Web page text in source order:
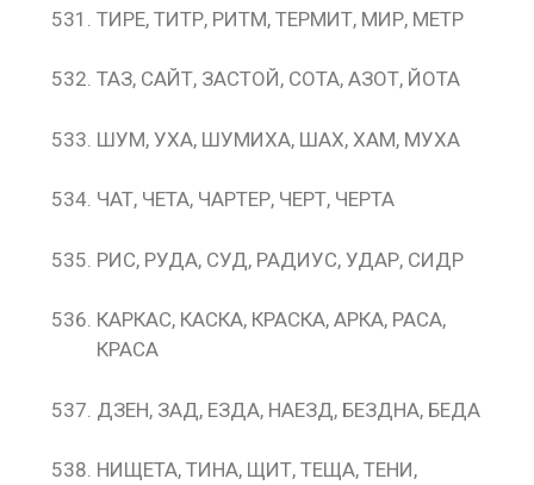
ТИРЕ, ТИТР, РИТМ, ТЕРМИТ, МИР, МЕТР
ТАЗ, САЙТ, ЗАСТОЙ, СОТА, АЗОТ, ЙОТА
ШУМ, УХА, ШУМИХА, ШАХ, ХАМ, МУХА
ЧАТ, ЧЕТА, ЧАРТЕР, ЧЕРТ, ЧЕРТА
РИС, РУДА, СУД, РАДИУС, УДАР, СИДР
КАРКАС, КАСКА, КРАСКА, АРКА, РАСА,
КРАСА
ДЗЕН, ЗАД, ЕЗДА, НАЕЗД, БЕЗДНА, БЕДА
НИЩЕТА, ТИНА, ЩИТ, ТЕЩА, ТЕНИ,